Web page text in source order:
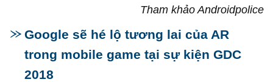
Tham khảo Androidpolice
Google sẽ hé lộ tương lai của AR
trong mobile game tại sự kiện GDC
2018